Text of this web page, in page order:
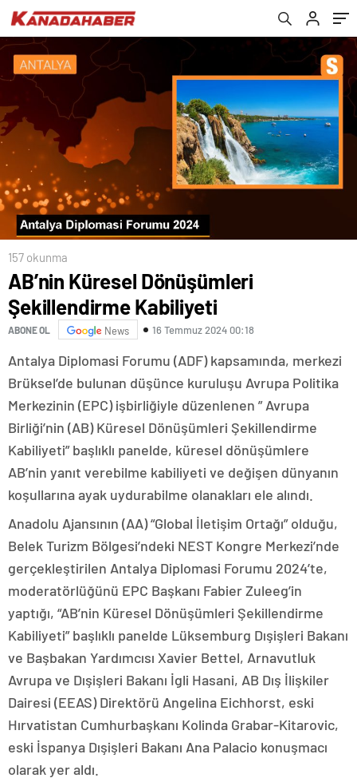
157 okunma
AB’nin Küresel Dönüşümleri
Şekillendirme Kabiliyeti
ABONE OL News 16 Temmuz 2024 00:18
Antalya Diplomasi Forumu (ADF) kapsamında, merkezi
Brüksel’de bulunan düşünce kuruluşu Avrupa Politika
Merkezinin (EPC) işbirliğiyle düzenlenen ” Avrupa
Birliği’nin (AB) Küresel Dönüşümleri Şekillendirme
Kabiliyeti” başlıklı panelde, küresel dönüşümlere
AB’nin yanıt verebilme kabiliyeti ve değişen dünyanın
koşullarına ayak uydurabilme olanakları ele alındı.
Anadolu Ajansının (AA) “Global İletişim Ortağı” olduğu,
Belek Turizm Bölgesi’ndeki NEST Kongre Merkezi’nde
gerçekleştirilen Antalya Diplomasi Forumu 2024’te,
moderatörlüğünü EPC Başkanı Fabier Zuleeg’in
yaptığı, “AB’nin Küresel Dönüşümleri Şekillendirme
Kabiliyeti” başlıklı panelde Lüksemburg Dışişleri Bakanı
ve Başbakan Yardımcısı Xavier Bettel, Arnavutluk
Avrupa ve Dışişleri Bakanı İgli Hasani, AB Dış İlişkiler
Dairesi (EEAS) Direktörü Angelina Eichhorst, eski
Hırvatistan Cumhurbaşkanı Kolinda Grabar-Kitarovic,
eski İspanya Dışişleri Bakanı Ana Palacio konuşmacı
olarak yer aldı.